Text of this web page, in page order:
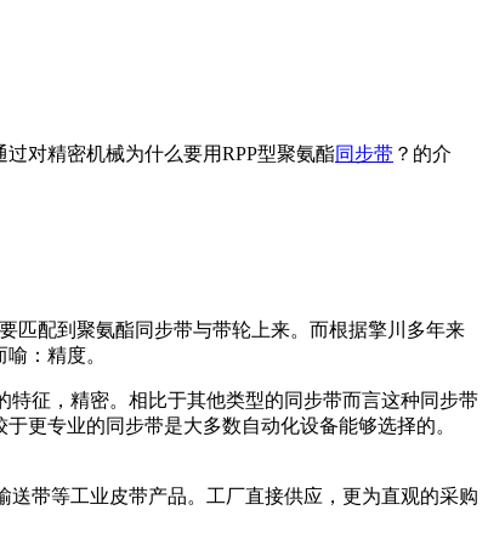
对精密机械为什么要用RPP型聚氨酯同步带 ？的介
匹配到聚氨酯同步带与带轮上来。而根据擎川多年来
：精度。
征，精密。相比于其他类型的同步带而言这种同步带
更专业的同步带是大多数自动化设备能够选择的。
送带等工业皮带产品。工厂直接供应，更为直观的采购